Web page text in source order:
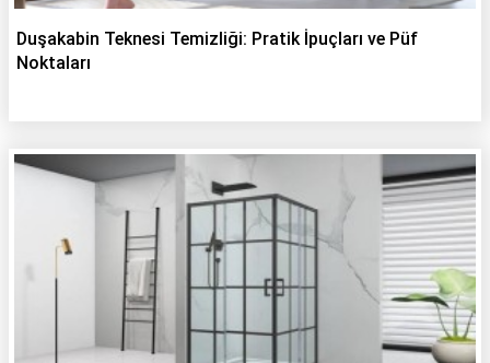
Duşakabin Teknesi Temizliği: Pratik İpuçları ve Püf
Noktaları